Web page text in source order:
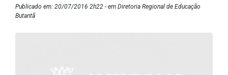
Publicado em: 20/07/2016 2h22 - em Diretoria Regional de Educação
Butantã